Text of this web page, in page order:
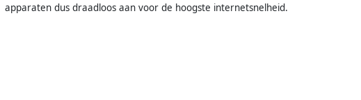
apparaten dus draadloos aan voor de hoogste internetsnelheid.